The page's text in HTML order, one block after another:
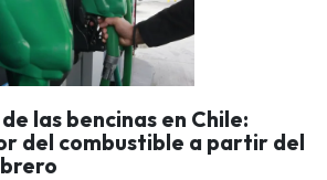
las bencinas en Chile:
del combustible a partir del